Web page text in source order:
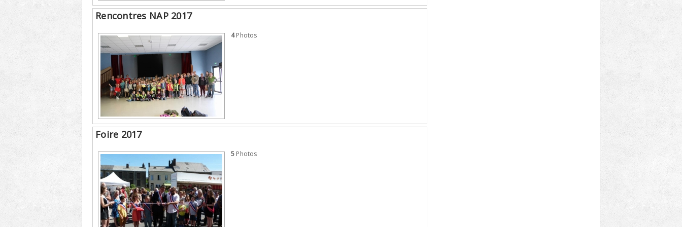
Rencontres NAP 2017
4Photos
Foire 2017
5 Photos